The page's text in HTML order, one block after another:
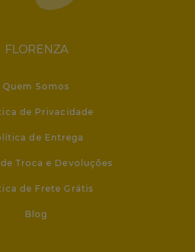
FLORENZA
Quem Somos
de Privacidade
de Entrega
Troca e Devoluções
de Frete Grátis
Blog